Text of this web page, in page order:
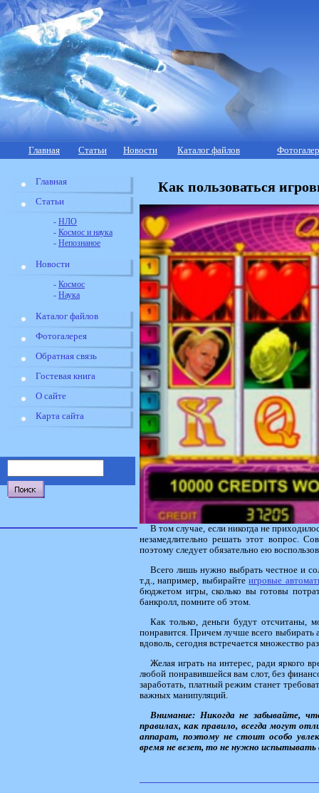
Главная Статьи Новости Каталог файлов
Главная
Статьи
- НЛО
- Космос и наука
- Непознаное
Новости
- Космос
- Наука
Каталог файлов
Фотогалерея
Обратная связь
Гостевая книга
О сайте
Карта сайта
Как пользоваться
В том случае, если никогда не
незамедлительно решать этот вопрос.
поэтому следует обязательно ею
Всего лишь нужно выбрать честное и
т.д., например, выбирайтеигровые
бюджетом игры, сколько вы готовы
банкролл, помните об этом.
Как только, деньги будут отсчитаны,
понравится. Причем лучше всего выбирать
вдоволь, сегодня встречается множество
Желая играть на интерес, ради яркого
любой понравившейся вам слот, без
заработать, платный режим станет
важных манипуляций.
Внимание: Никогда не забывайте,
правилах, как правило, всегда могут
аппарат, поэтому не стоит особо
время не везет, то не нужно испытывать